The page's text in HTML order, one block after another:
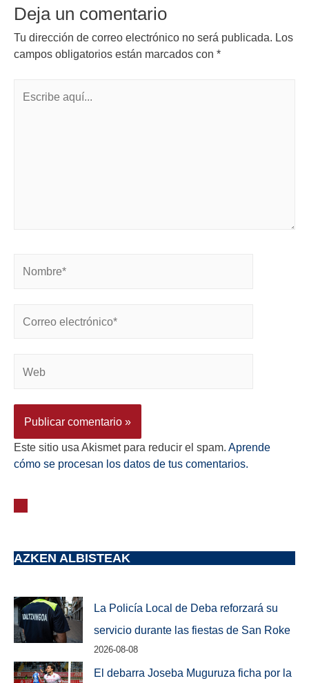
Deja un comentario
Tu dirección de correo electrónico no será publicada. Los
campos obligatorios están marcados con *
Este sitio usa Akismet para reducir el spam. Aprende
cómo se procesan los datos de tus comentarios.
AZKEN ALBISTEAK
La Policía Local de Deba reforzará su
servicio durante las fiestas de San Roke
2026-08-08
El debarra Joseba Muguruza ficha por la